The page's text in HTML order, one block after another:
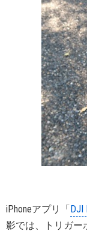
iPhoneアプリ「DJI
影では、トリガー